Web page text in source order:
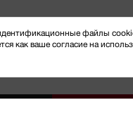
файлы
как ваше согласие на